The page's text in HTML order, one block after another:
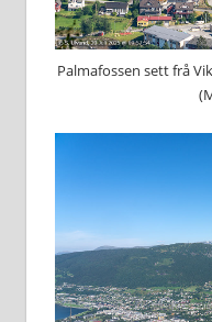
Palmafossen sett frå